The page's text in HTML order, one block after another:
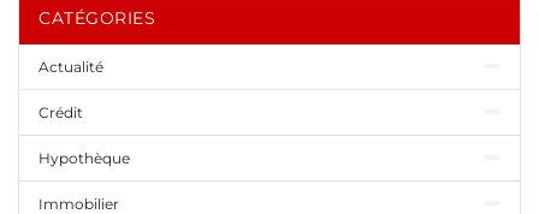
CATÉGORIES
Actualité
Crédit
Hypothèque
Immobilier